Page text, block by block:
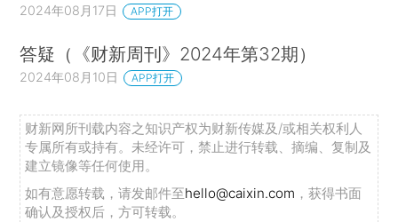
2024年08月17日 APP打开
答疑（《财新周刊》2024年第32期）
2024年08月10日 APP打开
财新网所刊载内容之知识产权为财新传媒及/或相关权利人
专属所有或持有。未经许可，禁止进行转载、摘编、复制及
建立镜像等任何使用。
如有意愿转载，请发邮件至hello@caixin.com ，获得书面
确认及授权后，方可转载。